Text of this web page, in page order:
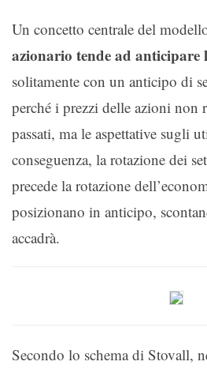
Un concetto centrale del
azionario tende ad anticipare
solitamente con un anticipo di
perché i prezzi delle azioni
passati, ma le aspettative sugli
conseguenza, la rotazione dei
precede la rotazione
posizionano in anticipo,
accadrà.
Secondo lo schema di Stovall,